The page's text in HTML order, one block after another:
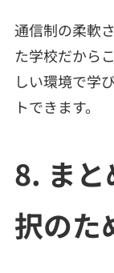
通信制の柔軟
た学校だから
しい環境で学
トできます。
8. ま
択のた